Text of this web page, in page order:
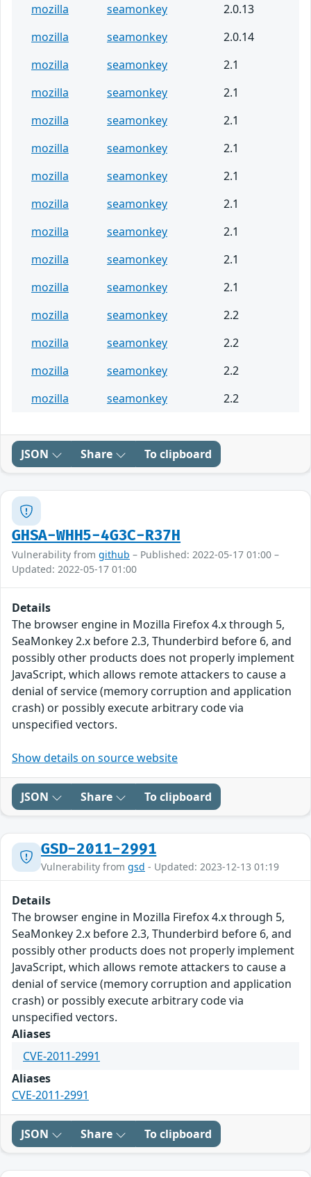
mozilla seamonkey
2.0.13
mozilla
seamonkey
2.0.14
mozilla
seamonkey
2.1
mozilla
seamonkey
2.1
mozilla
seamonkey
2.1
mozilla
seamonkey
2.1
mozilla
seamonkey
2.1
mozilla
seamonkey
2.1
mozilla
seamonkey
2.1
mozilla
seamonkey
2.1
mozilla
seamonkey
2.1
mozilla
seamonkey
2.2
mozilla
seamonkey
2.2
mozilla
seamonkey
2.2
mozilla
seamonkey 2.2
JSON Share To clipboard
GHSA-WHH5-4G3C-R37H
Vulnerability from github – Published: 2022-05-17 01:00 –
Updated: 2022-05-17 01:00
Details
The browser engine in Mozilla Firefox 4.x through 5,
SeaMonkey 2.x before 2.3, Thunderbird before 6, and
possibly other products does not properly implement
JavaScript, which allows remote attackers to cause a
denial of service (memory corruption and application
crash) or possibly execute arbitrary code via
unspecified vectors.
Show details on source website
JSON Share To clipboard
GSD-2011-2991
Vulnerability from gsd - Updated: 2023-12-13 01:19
Details
The browser engine in Mozilla Firefox 4.x through 5,
SeaMonkey 2.x before 2.3, Thunderbird before 6, and
possibly other products does not properly implement
JavaScript, which allows remote attackers to cause a
denial of service (memory corruption and application
crash) or possibly execute arbitrary code via
unspecified vectors.
Aliases
CVE-2011-2991
Aliases
CVE-2011-2991
JSON Share To clipboard